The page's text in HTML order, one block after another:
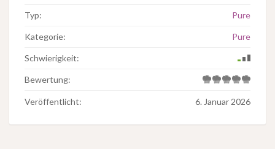
Typ: Pure
Kategorie: Pure
Schwierigkeit:
Bewertung:
Veröffentlicht: 6. Januar 2026